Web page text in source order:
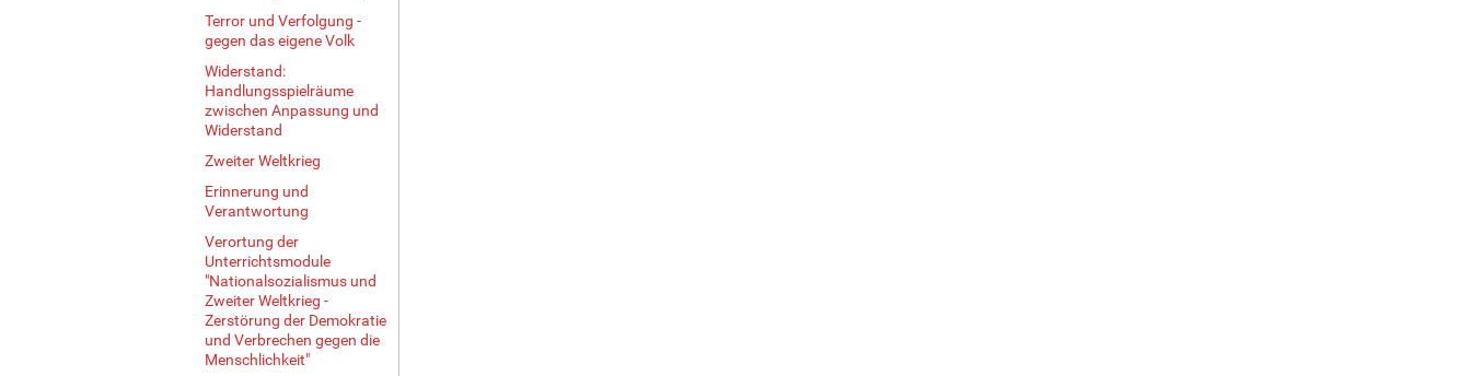
Terror und Verfolgung -
gegen das eigene Volk
Widerstand:
Handlungsspielräume
zwischen Anpassung und
Widerstand
Zweiter Weltkrieg
Erinnerung und
Verantwortung
Verortung der
Unterrichtsmodule
"Nationalsozialismus und
Zweiter Weltkrieg -
Zerstörung der Demokratie
und Verbrechen gegen die
Menschlichkeit"